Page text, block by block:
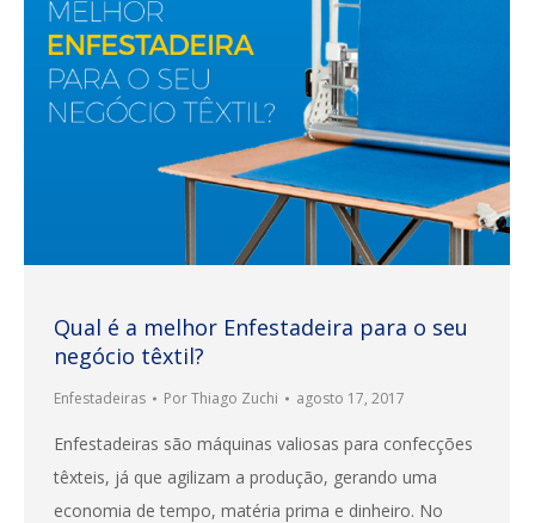
Qual é a melhor Enfestadeira para o seu
negócio têxtil?
Enfestadeiras PorThiago Zuchi agosto 17, 2017
Enfestadeiras são máquinas valiosas para confecções
têxteis, já que agilizam a produção, gerando uma
economia de tempo, matéria prima e dinheiro. No